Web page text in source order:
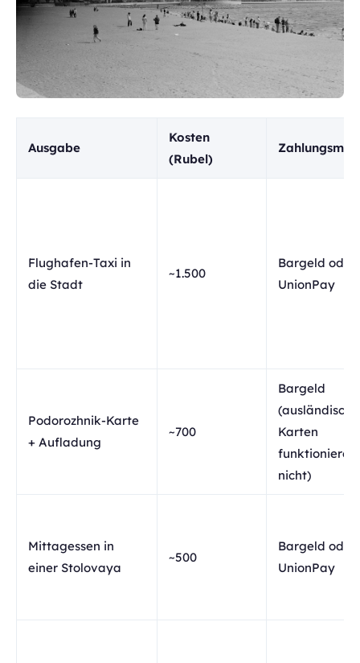
Ausgabe
Kosten
(Rubel)
Flughafen-Taxi in
die Stadt
~1.500
Bargeld oder
UnionPay
Podorozhnik-Karte
+ Aufladung
~700
Bargeld
(ausländische
Karten
funktionieren
nicht)
Mittagessen in
einer Stolovaya
~500
Bargeld oder
UnionPay